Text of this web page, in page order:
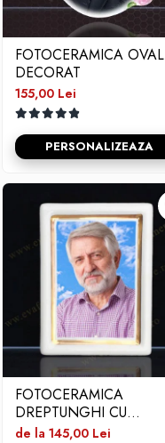
FOTOCERAMICA OVAL
DECORAT
155,00 Lei
PERSONALIZEAZA
FOTOCERAMICA
DREPTUNGHI CU
BORDURA SI FIR
de la 145,00 Lei